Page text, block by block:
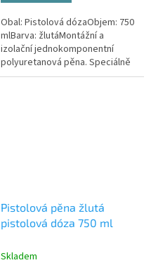
Obal: Pistolová dózaObjem: 750
mlBarva: žlutáMontážní a
izolační jednokomponentní
polyuretanová pěna. Speciálně
vyvinuta pro požadavek
Pistolová pěna žlutá
pistolová dóza 750 ml
Skladem